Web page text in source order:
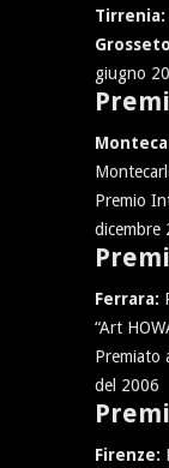
Tirrenia:
giugno
Premio
dicembre
Ferrara:
“Art
Premiato
del 2006
Firenze: